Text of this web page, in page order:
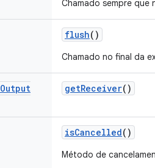
Chamado sempre que
flush()
Chamado no final da
Output
getReceiver()
isCancelled()
Método de